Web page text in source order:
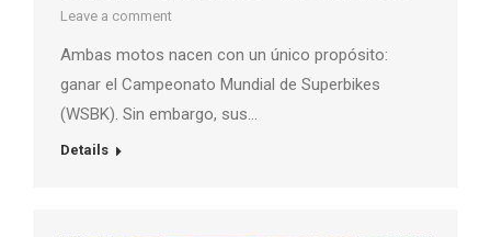
Leave a comment
Ambas motos nacen con un único propósito:
ganar el Campeonato Mundial de Superbikes
(WSBK). Sin embargo, sus…
Details